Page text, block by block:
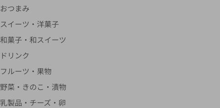
おつまみ
スイーツ・洋菓子
和菓子・和スイーツ
ドリンク
フルーツ・果物
野菜・きのこ・漬物
乳製品・チーズ・卵